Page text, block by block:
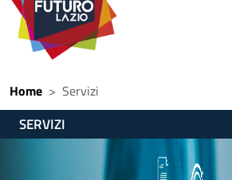
Home Servizi
SERVIZI